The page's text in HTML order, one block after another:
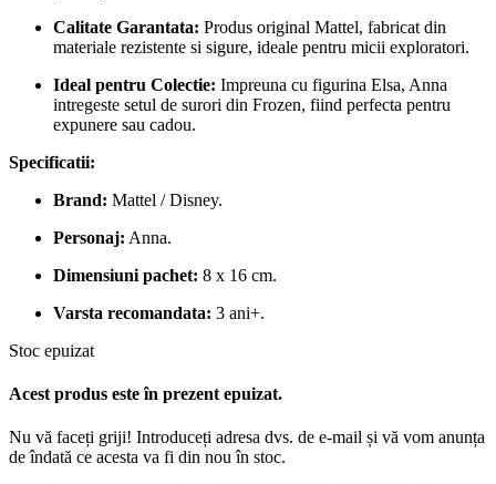
Calitate Garantata: Produs original Mattel, fabricat din
materiale rezistente si sigure, ideale pentru micii exploratori.
Ideal pentru Colectie: Impreuna cu figurina Elsa, Anna
intregeste setul de surori din Frozen, fiind perfecta pentru
expunere sau cadou.
Specificatii:
Brand: Mattel / Disney.
Personaj: Anna.
Dimensiuni pachet: 8 x 16 cm.
Varsta recomandata: 3 ani+.
Stoc epuizat
Acest produs este în prezent epuizat.
Nu vă faceți griji! Introduceți adresa dvs. de e-mail și vă vom anunța
de îndată ce acesta va fi din nou în stoc.